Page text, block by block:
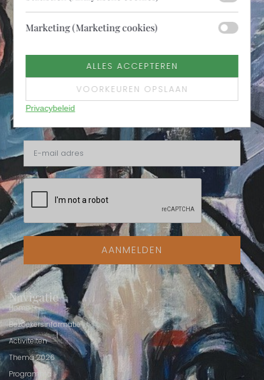
Vier keer per jaar maken en versturen wij een
digitale nieuwsbrief. In het voorjaar, de zomer, in
het najaar en eind van het jaar informeren wij u
over graag over Stichting Kunstmaand Ameland.
AANMELDEN
Navigatie
Home
Bezoekersinformatie
Activiteiten
Thema 2026
Programma
Marketing (Marketing cookies)
ALLES ACCEPTEREN
VOORKEUREN OPSLAAN
Privacybeleid